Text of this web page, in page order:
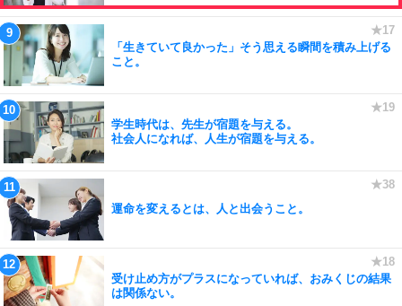
「生きていて良かった」そう思える瞬間を積み上げる
こと。
学生時代は、先生が宿題を与える。
社会人になれば、人生が宿題を与える。
運命を変えるとは、人と出会うこと。
受け止め方がプラスになっていれば、おみくじの結果
は関係ない。